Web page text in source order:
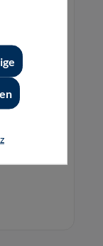
des